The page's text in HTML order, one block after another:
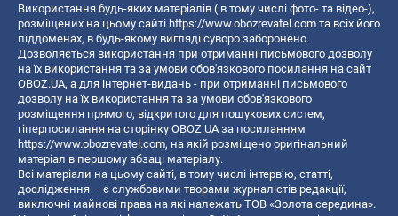
Використання будь-яких матеріалів ( в тому числі фото- та відео-),
розміщених на цьому сайті https://www.obozrevatel.com та всіх його
піддоменах, в будь-якому вигляді суворо заборонено.
Дозволяється використання при отриманні письмового дозволу
на їх використання та за умови обов'язкового посилання на сайт
OBOZ.UA, а для інтернет-видань - при отриманні письмового
дозволу на їх використання та за умови обов'язкового
розміщення прямого, відкритого для пошукових систем,
гіперпосилання на сторінку OBOZ.UA за посиланням
https://www.obozrevatel.com, на якій розміщено оригінальний
матеріал в першому абзаці матеріалу.
Всі матеріали на цьому сайті, в тому числі інтерв’ю, статті,
дослідження – є службовими творами журналістів редакції,
виключні майнові права на які належать ТОВ «Золота середина».